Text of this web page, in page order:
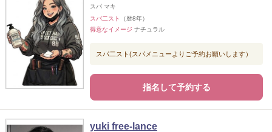
スパ マキ
スパ二スト
（歴8年）
得意なイメージ ナチュラル
スパ二スト(スパメニューよりご予約お願いします）
指名して予約する
yuki free-lance